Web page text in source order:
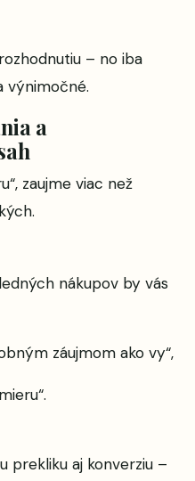
– no iba
výnimočné.
a
zaujme viac než
nákupov by vás
záujmom ako vy“,
prekliku aj konverziu –